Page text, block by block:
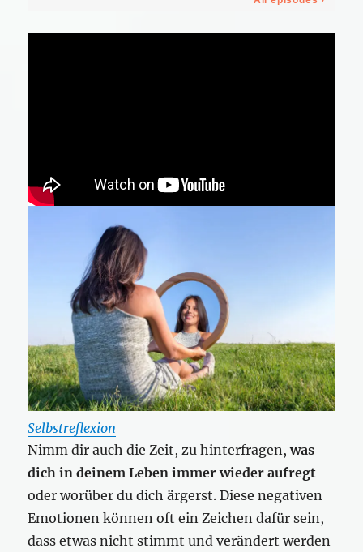
Selbstreflexion
Nimm dir auch die Zeit, zu hinterfragen,was
dich in deinem Leben immer wieder aufregt
oder worüber du dich ärgerst. Diese negativen
Emotionen können oft ein Zeichen dafür sein,
dass etwas nicht stimmt und verändert werden